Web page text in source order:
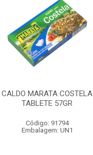
CALDO MARATA COSTELA
TABLETE 57GR
Código: 91794
Embalagem: UN1